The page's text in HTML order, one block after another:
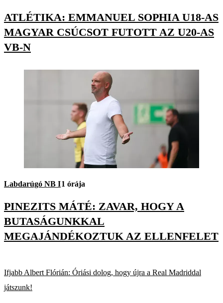
ATLÉTIKA: EMMANUEL SOPHIA U18-AS
MAGYAR CSÚCSOT FUTOTT AZ U20-AS
VB-N
Labdarúgó NB I1 órája
PINEZITS MÁTÉ: ZAVAR, HOGY A
BUTASÁGUNKKAL
MEGAJÁNDÉKOZTUK AZ ELLENFELET
Ifjabb Albert Flórián: Óriási dolog, hogy újra a Real Madriddal
játszunk!